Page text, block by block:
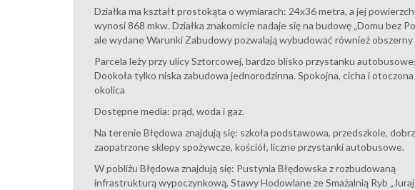
Działka ma kształt prostokąta o wymiarach: 24x36 metra, a jej
wynosi 868 mkw. Działka znakomicie nadaje się na budowę „Domu bez
ale wydane Warunki Zabudowy pozwalają wybudować również obszerny
Parcela leży przy ulicy Sztorcowej, bardzo blisko przystanku
Dookoła tylko niska zabudowa jednorodzinna. Spokojna, cicha i
okolica
Dostępne media: prąd, woda i gaz.
Na terenie Błędowa znajdują się: szkoła podstawowa, przedszkole,
zaopatrzone sklepy spożywcze, kościół, liczne przystanki autobusowe.
W pobliżu Błędowa znajdują się: Pustynia Błędowska z rozbudowaną
infrastrukturą wypoczynkową, Stawy Hodowlane ze Smażalnią Ryb